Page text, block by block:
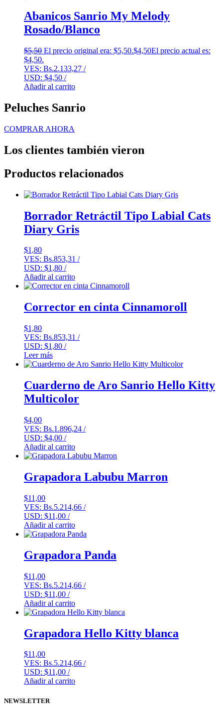
Abanicos Sanrio My Melody
Rosado/Blanco
$5,50 El precio original era: $5,50.$4,50El precio actual es:
$4,50.
VES: Bs.2.133,27 /
USD: $4,50 /
Añadir al carrito
Peluches Sanrio
COMPRAR AHORA
Los clientes también vieron
Productos relacionados
Borrador Retráctil Tipo Labial Cats
Diary Gris
$1,80
VES: Bs.853,31 /
USD: $1,80 /
Añadir al carrito
Corrector en cinta Cinnamoroll
$1,80
VES: Bs.853,31 /
USD: $1,80 /
Leer más
Cuarderno de Aro Sanrio Hello Kitty
Multicolor
$4,00
VES: Bs.1.896,24 /
USD: $4,00 /
Añadir al carrito
Grapadora Labubu Marron
$11,00
VES: Bs.5.214,66 /
USD: $11,00 /
Añadir al carrito
Grapadora Panda
$11,00
VES: Bs.5.214,66 /
USD: $11,00 /
Añadir al carrito
Grapadora Hello Kitty blanca
$11,00
VES: Bs.5.214,66 /
USD: $11,00 /
Añadir al carrito
NEWSLETTER